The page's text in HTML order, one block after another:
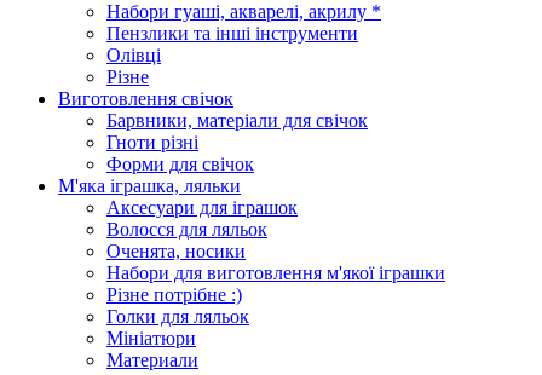
Набори гуаші, акварелі, акрилу *
Пензлики та інші інструменти
Олівці
Різне
Виготовлення свічок
Барвники, матеріали для свічок
Гноти різні
Форми для свічок
М'яка іграшка, ляльки
Аксесуари для іграшок
Волосся для ляльок
Оченята, носики
Набори для виготовлення м'якої іграшки
Різне потрібне :)
Голки для ляльок
Мініатюри
Материали